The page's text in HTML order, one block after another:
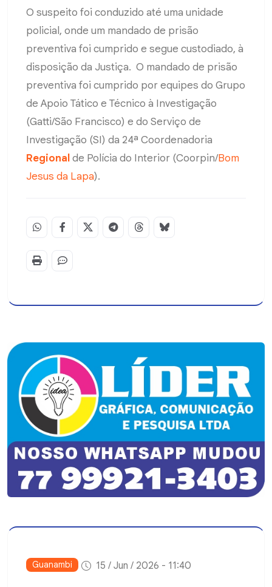
O suspeito foi conduzido até uma unidade
policial, onde um mandado de prisão
preventiva foi cumprido e segue custodiado, à
disposição da Justiça. O mandado de prisão
preventiva foi cumprido por equipes do Grupo
de Apoio Tático e Técnico à Investigação
(Gatti/São Francisco) e do Serviço de
Investigação (SI) da 24ª Coordenadoria
Regional de Polícia do Interior (Coorpin/Bom
Jesus da Lapa).
Guanambi 15 / Jun / 2026 - 11:40